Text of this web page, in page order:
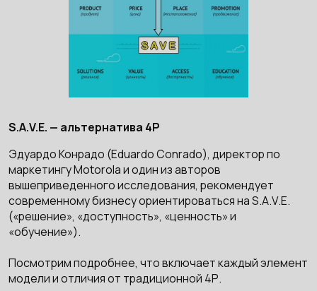
S.A.V.E. — альтернатива 4Р
Эдуардо Конрадо (Eduardo Conrado), директор по
маркетингу Motorola и один из авторов
вышеприведенного исследования, рекомендует
современному бизнесу ориентироваться на S.A.V.E.
(«решение», «доступность», «ценность» и
«обучение»).
Посмотрим подробнее, что включает каждый элемент
модели и отличия от традиционной 4Р.